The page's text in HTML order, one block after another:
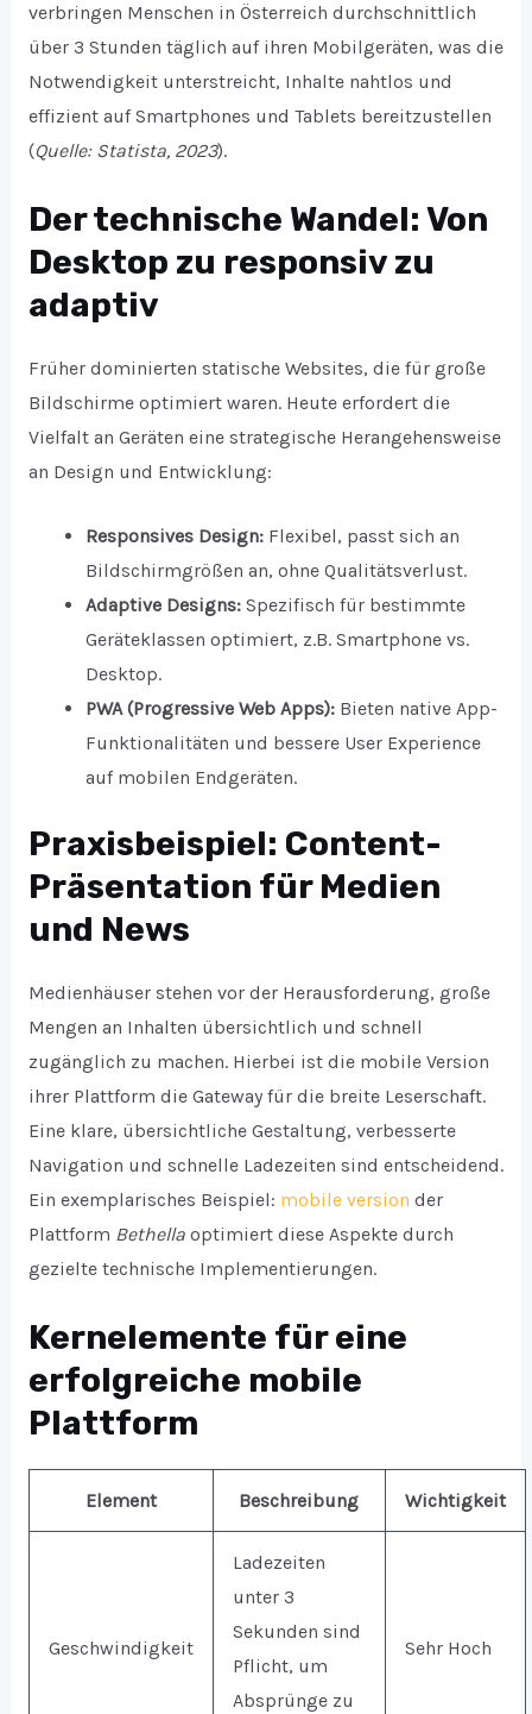
verbringen Menschen in Österreich durchschnittlich
über 3 Stunden täglich auf ihren Mobilgeräten, was die
Notwendigkeit unterstreicht, Inhalte nahtlos und
effizient auf Smartphones und Tablets bereitzustellen
(Quelle: Statista, 2023).
Der technische Wandel: Von
Desktop zu responsiv zu
adaptiv
Früher dominierten statische Websites, die für große
Bildschirme optimiert waren. Heute erfordert die
Vielfalt an Geräten eine strategische Herangehensweise
an Design und Entwicklung:
Responsives Design:Flexibel, passt sich an
Bildschirmgrößen an, ohne Qualitätsverlust.
Adaptive Designs:Spezifisch für bestimmte
Geräteklassen optimiert, z.B. Smartphone vs.
Desktop.
PWA (Progressive Web Apps):Bieten native App-
Funktionalitäten und bessere User Experience
auf mobilen Endgeräten.
Praxisbeispiel: Content-
Präsentation für Medien
und News
Medienhäuser stehen vor der Herausforderung, große
Mengen an Inhalten übersichtlich und schnell
zugänglich zu machen. Hierbei ist die mobile Version
ihrer Plattform die Gateway für die breite Leserschaft.
Eine klare, übersichtliche Gestaltung, verbesserte
Navigation und schnelle Ladezeiten sind entscheidend.
Ein exemplarisches Beispiel: mobile version der
Plattform Bethellaoptimiert diese Aspekte durch
gezielte technische Implementierungen.
Kernelemente für eine
erfolgreiche mobile
Plattform
Element Beschreibung Wichtigkeit
Geschwindigkeit
Ladezeiten
unter 3
Sekunden sind
Pflicht, um
Absprünge zu
Sehr Hoch